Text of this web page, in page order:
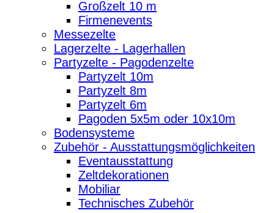
Großzelt 10 m
Firmenevents
Messezelte
Lagerzelte - Lagerhallen
Partyzelte - Pagodenzelte
Partyzelt 10m
Partyzelt 8m
Partyzelt 6m
Pagoden 5x5m oder 10x10m
Bodensysteme
Zubehör - Ausstattungsmöglichkeiten
Eventausstattung
Zeltdekorationen
Mobiliar
Technisches Zubehör